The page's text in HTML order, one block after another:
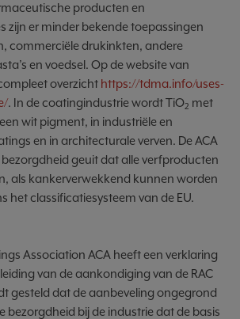
producten en
zijn er minder bekende toepassingen
commerciële drukinkten, andere
en voedsel. Op de website van
overzicht https://tdma.info/uses-
. In de coatingindustrie wordt TiO2 met
wit pigment, in industriële en
en in architecturale verven. De ACA
geuit dat alle verfproducten
als kankerverwekkend kunnen worden
het classificatiesysteem van de EU.
Association ACA heeft een verklaring
van de aankondiging van de RAC
gesteld dat de aanbeveling ongegrond
bezorgdheid bij de industrie dat de basis